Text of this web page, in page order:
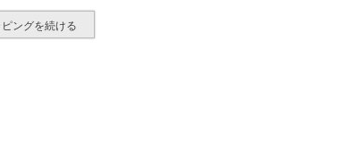
ングを続ける